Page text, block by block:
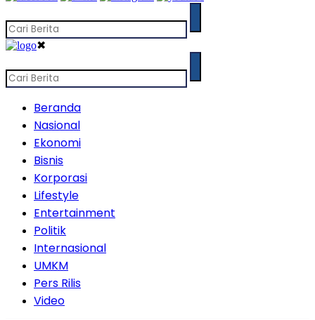
✖
Beranda
Nasional
Ekonomi
Bisnis
Korporasi
Lifestyle
Entertainment
Politik
Internasional
UMKM
Pers Rilis
Video